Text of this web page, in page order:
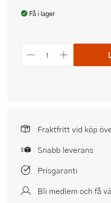
Få i lager
Fraktfritt vid köp
Snabb leverans
Prisgaranti
Bli medlem och få